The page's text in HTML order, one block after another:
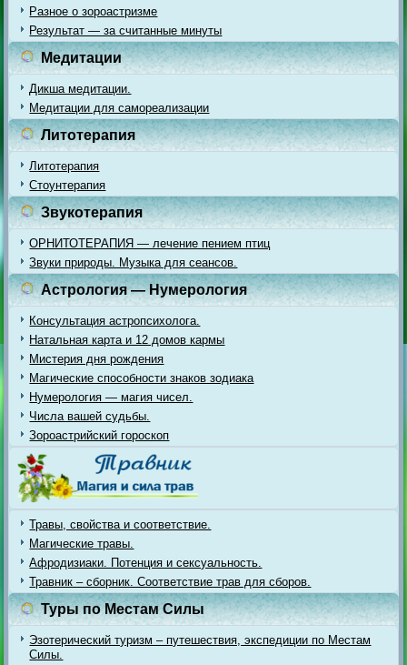
Разное о зороастризме
Результат — за считанные минуты
Медитации
Дикша медитации.
Медитации для самореализации
Литотерапия
Литотерапия
Стоунтерапия
Звукотерапия
ОРНИТОТЕРАПИЯ — лечение пением птиц
Звуки природы. Музыка для сеансов.
Астрология — Нумерология
Консультация астропсихолога.
Натальная карта и 12 домов кармы
Мистерия дня рождения
Магические способности знаков зодиака
Нумерология — магия чисел.
Числа вашей судьбы.
Зороастрийский гороскоп
Травы, свойства и соответствие.
Магические травы.
Афродизиаки. Потенция и сексуальность.
Травник – сборник. Соответствие трав для сборов.
Туры по Местам Силы
Эзотерический туризм – путешествия, экспедиции по Местам
Силы.